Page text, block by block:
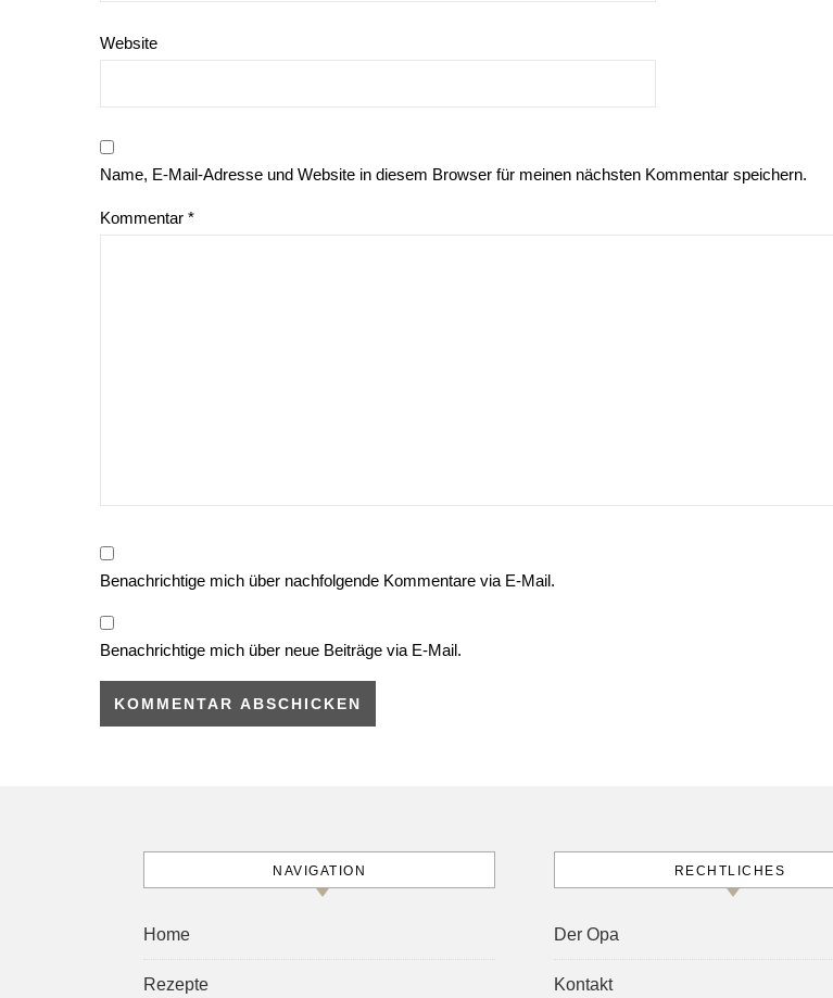
Website
Name, E-Mail-Adresse und Website in diesem Browser für meinen nächsten Kommentar speichern.
Kommentar *
Benachrichtige mich über nachfolgende Kommentare via E-Mail.
Benachrichtige mich über neue Beiträge via E-Mail.
NAVIGATION
Home
Rezepte
RECHTLICHES
Der Opa
Kontakt